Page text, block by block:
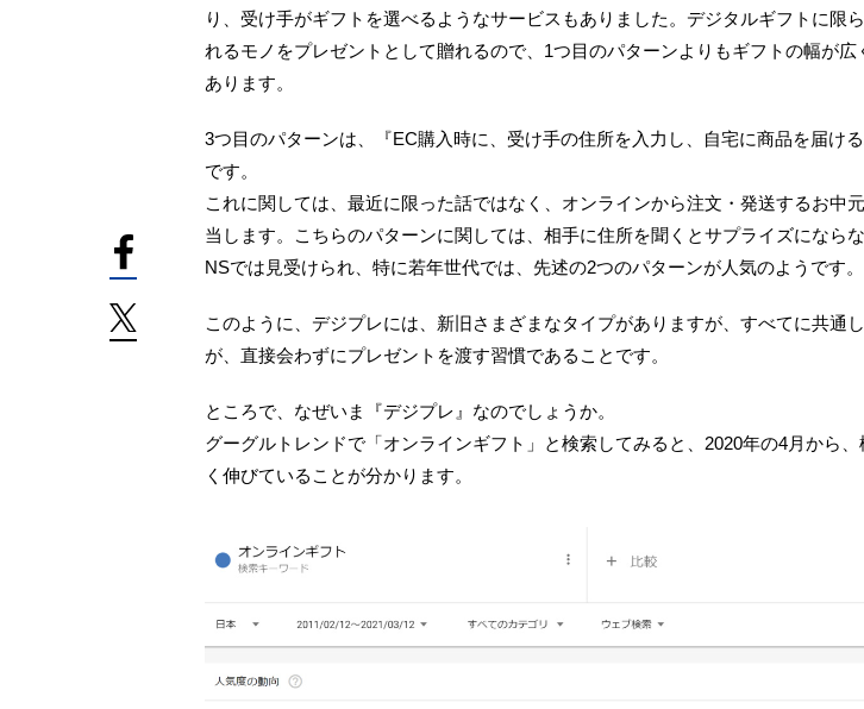
り、受け手がギフトを選べるようなサービスもありました。デジタルギフトに限
れるモノをプレゼントとして贈れるので、1つ目のパターンよりもギフトの幅が広
あります。
3つ目のパターンは、『EC購入時に、受け手の住所を入力し、自宅に商品を届ける
です。
これに関しては、最近に限った話ではなく、オンラインから注文・発送するお中
当します。こちらのパターンに関しては、相手に住所を聞くとサプライズになら
NSでは見受けられ、特に若年世代では、先述の2つのパターンが人気のようです。
このように、デジプレには、新旧さまざまなタイプがありますが、すべてに共通
が、直接会わずにプレゼントを渡す習慣であることです。
ところで、なぜいま『デジプレ』なのでしょうか。
グーグルトレンドで「オンラインギフト」と検索してみると、2020年の4月から、
く伸びていることが分かります。